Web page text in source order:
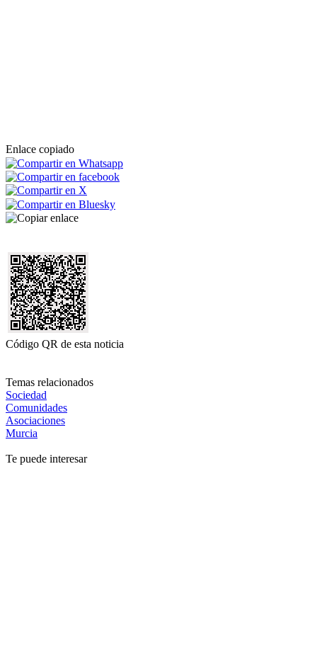
Enlace copiado
Código QR de esta noticia
Temas relacionados
Sociedad
Comunidades
Asociaciones
Murcia
Te puede interesar